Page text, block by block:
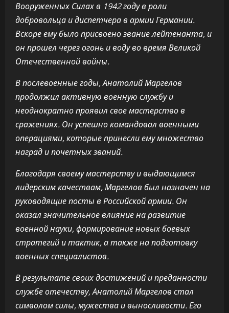
Вооруженных Силах в 1942 году в роли
добровольца и диспетчера в армии Германии.
Вскоре ему было присвоено звание лейтенанта, и
он прошел через огонь и воду во время Великой
Отечественной войны.
В послевоенные годы, Анатолий Маргелов
продолжил активную военную службу и
неоднократно проявил свое мастерство в
сражениях. Он успешно командовал военными
операциями, которые принесли ему множество
наград и почетных званий.
Благодаря своему мастерству и выдающимся
лидерским качествам, Маргелов был назначен на
руководящие посты в Российской армии. Он
оказал значительное влияние на развитие
военной науки, формирование новых боевых
стратегий и тактик, а также на подготовку
военных специалистов.
В результате своих достижений и преданности
службе отечеству, Анатолий Маргелов стал
символом силы, мужества и выносливости. Его